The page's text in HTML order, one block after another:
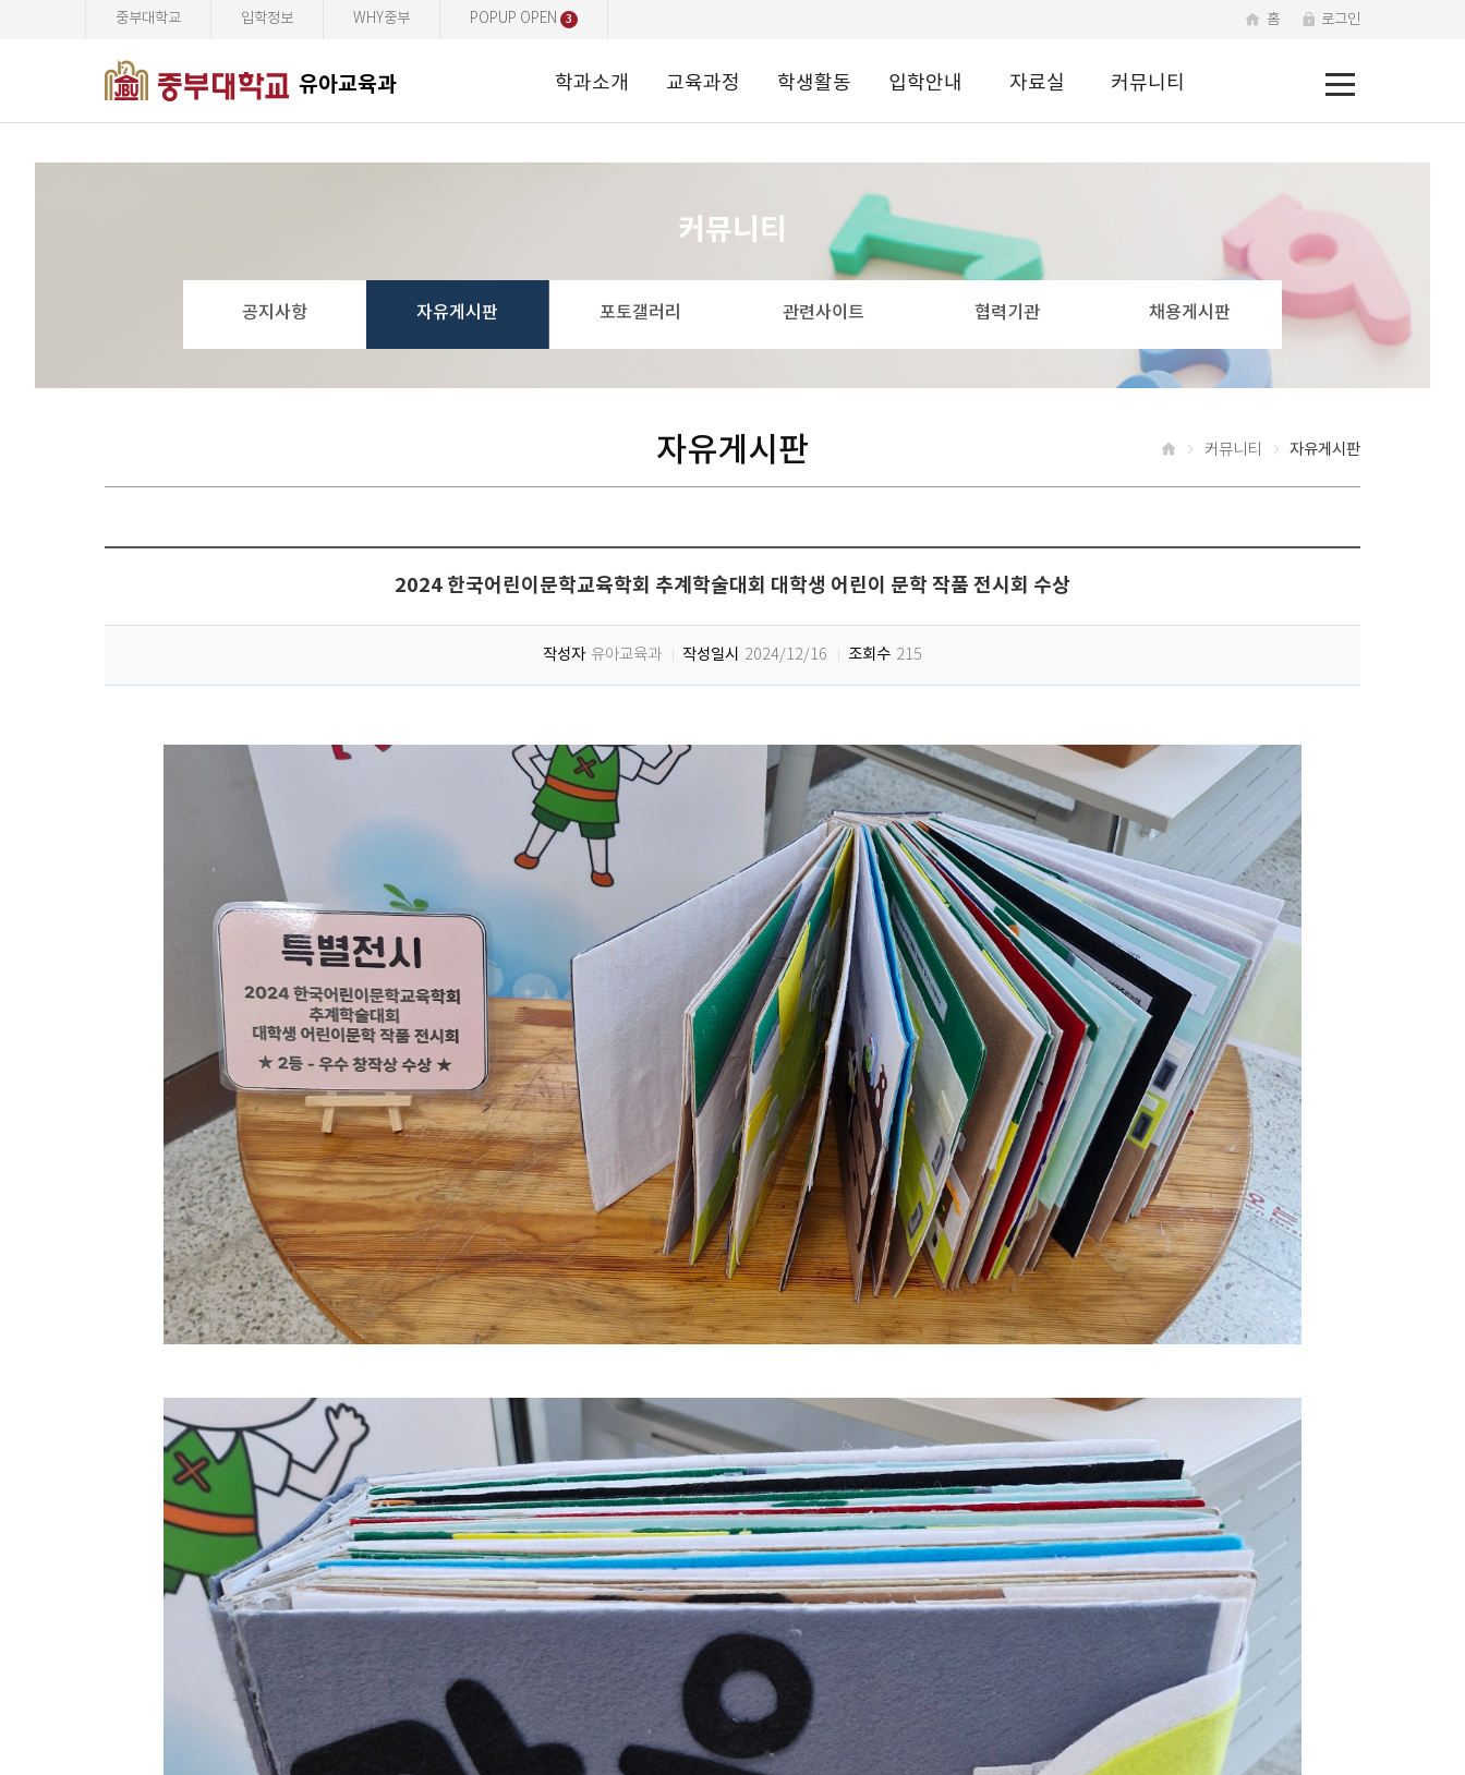
유아교육과
중부대학교 입학정보 WHY중부 POPUP OPEN 3 홈 로그인
학과소개 교육과정 학생활동 입학안내 자료실 커뮤니티
커뮤니티
공지사항 자유게시판 포토갤러리 관련사이트 협력기관 채용게시판
자유게시판 커뮤니티 자유게시판
2024 한국어린이문학교육학회 추계학술대회 대학생 어린이 문학 작품 전시회 수상
작성자 유아교육과 작성일시 2024/12/16 조회수 215